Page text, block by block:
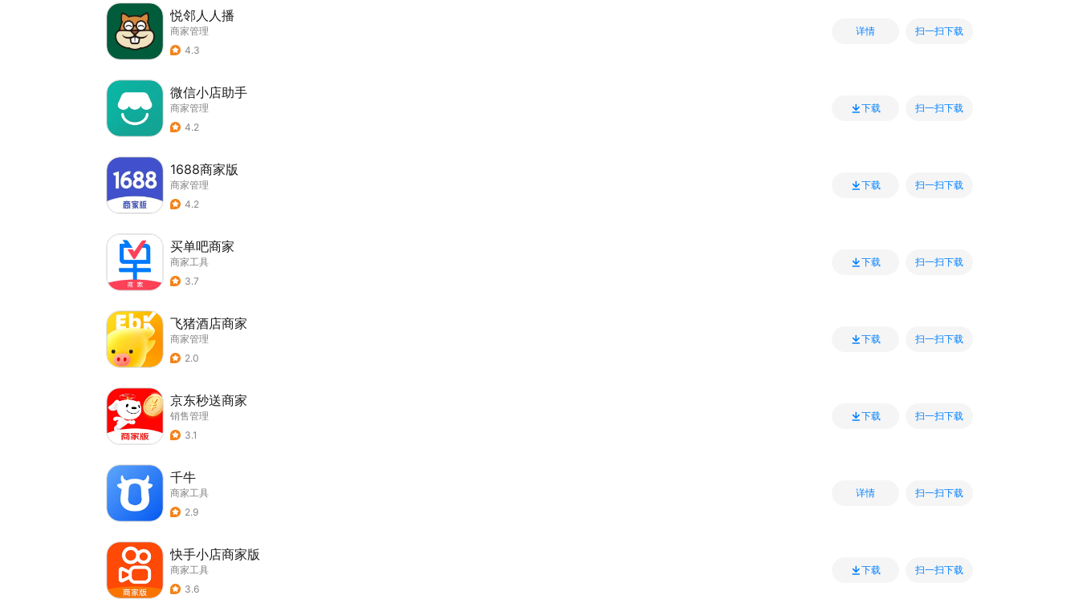
悦邻人人播
商家管理
4.3
详情 扫一扫下载
微信小店助手
商家管理
4.2
下载 扫一扫下载
1688商家版
商家管理
4.2
下载 扫一扫下载
买单吧商家
商家工具
3.7
下载 扫一扫下载
飞猪酒店商家
商家管理
2.0
下载 扫一扫下载
京东秒送商家
销售管理
3.1
下载 扫一扫下载
千牛
商家工具
2.9
详情 扫一扫下载
快手小店商家版
商家工具
3.6
下载 扫一扫下载